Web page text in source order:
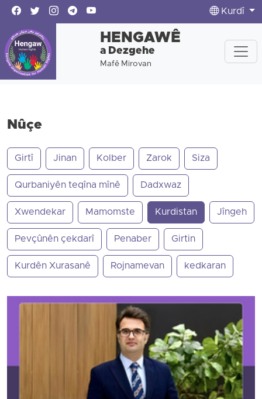
Kurdî
HENGAWÊ
a Dezgehe
Mafê Mirovan
Nûçe
Girtî Jinan Kolber Zarok Siza
Qurbaniyên teqîna mînê Dadxwaz
Xwendekar Mamomste Kurdistan Jîngeh
Pevçûnên çekdarî Penaber Girtin
Kurdên Xurasanê Rojnamevan kedkaran